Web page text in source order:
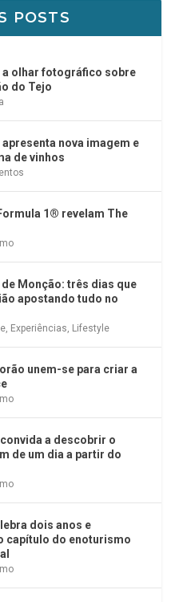
POSTS
a olhar fotográfico sobre
do Tejo
nova imagem e
de vinhos
1® revelam The
Monção: três dias que
apostando tudo no
, Experiências, Lifestyle
unem-se para criar a
a descobrir o
de um dia a partir do
dois anos e
capítulo do enoturismo